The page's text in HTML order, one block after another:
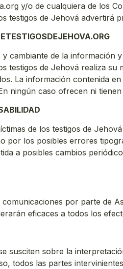
y/o de cualquiera de los
testigos de Jehová advertirá
cambiante de la información
testigos de Jehová realiza
La información contenida
ningún caso ofrecen ni
de los testigos de
por los posibles errores
a posibles cambios
por parte de
eficaces a todos los
susciten sobre la
todos las partes